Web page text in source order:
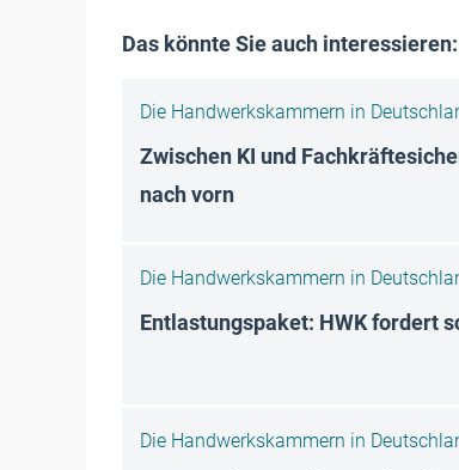
Das könnte Sie auch interessieren:
Die Handwerkskammern in
Zwischen KI und
nach vorn
Die Handwerkskammern in
Entlastungspaket: HWK fordert
Die Handwerkskammern in